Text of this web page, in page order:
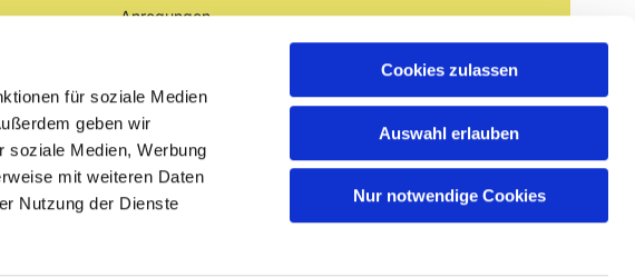
für soziale Medien
geben wir
soziale Medien, Werbung
mit weiteren Daten
Nutzung der Dienste
Cookies zulassen
Auswahl erlauben
Nur notwendige Cookies
Anregungen
Login